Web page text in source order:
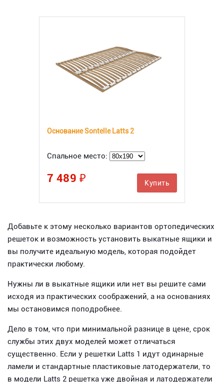
Основание Sontelle Latts 2
Спальное место:
7 489 ₽ Купить
Добавьте к этому несколько вариантов ортопедических
решеток и возможность установить выкатные ящики и
вы получите идеальную модель, которая подойдет
практически любому.
Нужны ли в выкатные ящики или нет вы решите сами
исходя из практических соображений, а на основаниях
мы остановимся поподробнее.
Дело в том, что при минимальной разнице в цене, срок
службы этих двух моделей может отличаться
существенно. Если у решетки Latts 1 идут одинарные
ламели и стандартные пластиковые латодержатели, то
в модели Latts 2 решетка уже двойная и латодержатели